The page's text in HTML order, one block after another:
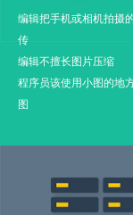
编辑把手机或相机拍摄
传
编辑不擅长图片压缩
程序员该使用小图的地
图